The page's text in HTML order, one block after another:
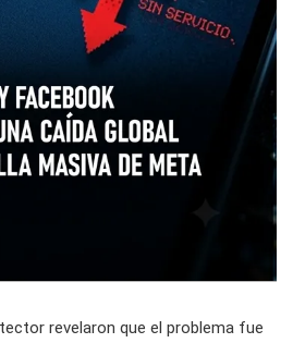
revelaron que el problema fue